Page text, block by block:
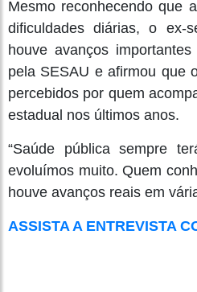
Mesmo reconhecendo que
dificuldades diárias, o ex-
houve avanços
pela SESAU e afirmou que
percebidos por quem
estadual nos últimos anos.
“Saúde pública sempre
evoluímos muito. Quem
houve avanços reais em
ASSISTA A ENTREVISTA